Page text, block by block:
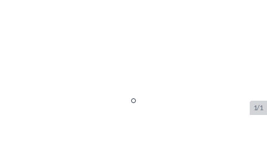
1/1